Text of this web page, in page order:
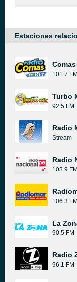
Estaciones
Comas
101.7 FM
Turbo
92.5 FM
Radio
Stream
Radio
103.9 FM
106.3 FM
La
90.5 FM
Radio
96.1 FM